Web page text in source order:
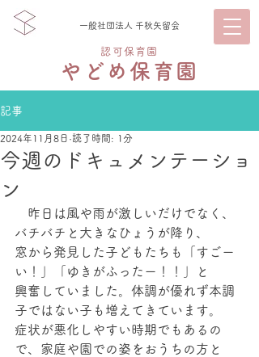
やどめ保育園
一般社団法人 千秋矢留会
認可保育園
記事
今週のドキュメンテーショ
ン
2024年11月8日 読了時間: 1分
昨日は風や雨が激しいだけでなく、
バチバチと大きなひょうが降り、
窓から発見した子どもたちも「すごー
い！」「ゆきがふったー！！」と
興奮していました。体調が優れず本調
子ではない子も増えてきています。
症状が悪化しやすい時期でもあるの
で、家庭や園での姿をおうちの方と